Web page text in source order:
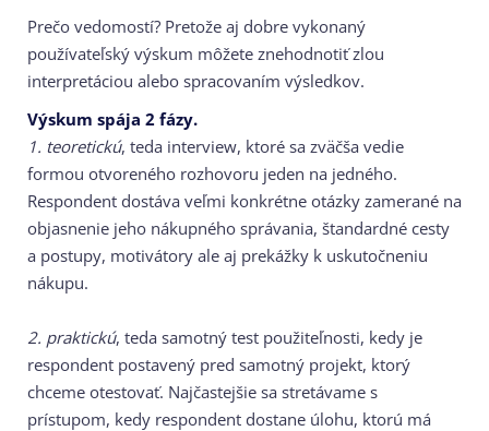
Prečo vedomostí? Pretože aj dobre vykonaný
používateľský výskum môžete znehodnotiť zlou
interpretáciou alebo spracovaním výsledkov.
Výskum spája 2 fázy.
1. teoretickú, teda interview, ktoré sa zväčša vedie
formou otvoreného rozhovoru jeden na jedného.
Respondent dostáva veľmi konkrétne otázky zamerané na
objasnenie jeho nákupného správania, štandardné cesty
a postupy, motivátory ale aj prekážky k uskutočneniu
nákupu.
2. praktickú, teda samotný test použiteľnosti, kedy je
respondent postavený pred samotný projekt, ktorý
chceme otestovať. Najčastejšie sa stretávame s
prístupom, kedy respondent dostane úlohu, ktorú má